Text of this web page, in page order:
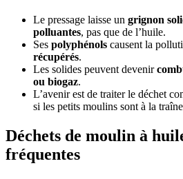
Le pressage laisse un grignon
polluantes, pas que de l’huile.
Ses polyphénols causent la
récupérés.
Les solides peuvent devenir
ou biogaz.
L’avenir est de traiter le déchet
si les petits moulins sont à la
Déchets de moulin à
fréquentes